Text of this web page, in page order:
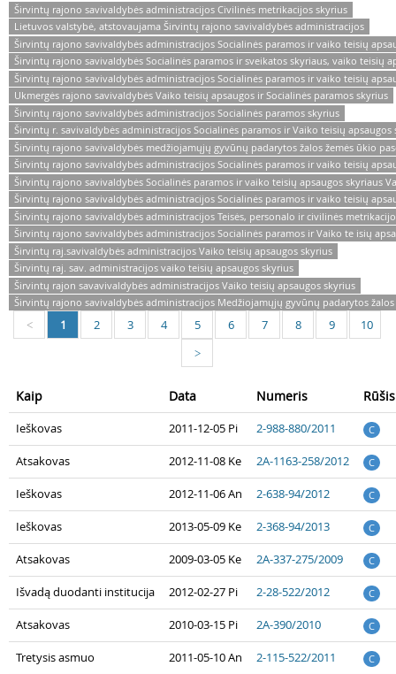
Širvintų rajono savivaldybės administracijos Civilinės metrikacijos skyrius
Lietuvos valstybė, atstovaujama Širvintų rajono savivaldybės administracijos
Širvintų rajono savivaldybės administracijos Socialinės paramos ir vaiko teisių
Širvintų rajono savivaldybės Socialinės paramos ir sveikatos skyriaus, vaiko teisių
Širvintų rajono savivaldybės administracijos Socialinės paramos ir vaiko teisių
Ukmergės rajono savivaldybės Vaiko teisių apsaugos ir Socialinės paramos skyrius
Širvintų rajono savivaldybės administracijos Socialinės paramos skyrius
Širvintų r. savivaldybės administracijos Socialinės paramos ir Vaiko teisių
Širvintų rajono savivaldybės medžiojamųjų gyvūnų padarytos žalos žemės ūkio
Širvintų rajono savivaldybės administracijos Socialinės paramos ir vaiko teisių
Širvintų rajono savivaldybės Socialinės paramos ir vaiko teisių apsaugos skyriaus
Širvintų rajono savivaldybės administracijos Socialinės paramos ir vaiko teisių
Širvintų rajono savivaldybės administracijos Teisės, personalo ir civilinės
Širvintų rajono savivaldybės administracijos Socialinės paramos ir Vaiko te isių
Širvintų raj.savivaldybės administracijos Vaiko teisių apsaugos skyrius
Širvintų raj. sav. administracijos vaiko teisių apsaugos skyrius
Širvintų rajon savavivaldybės administracijos Vaiko teisių apsaugos skyrius
Širvintų rajono savivaldybės administracijos Medžiojamųjų gyvūnų padarytos
< 1 2 3 4 5 6 7 8 9 10
>
Kaip Data Numeris Rūšis
Ieškovas 2011-12-05 Pi 2-988-880/2011 C
Atsakovas 2012-11-08 Ke 2A-1163-258/2012 C
Ieškovas 2012-11-06 An 2-638-94/2012 C
Ieškovas 2013-05-09 Ke 2-368-94/2013 C
Atsakovas 2009-03-05 Ke 2A-337-275/2009 C
Išvadą duodanti institucija 2012-02-27 Pi 2-28-522/2012 C
Atsakovas 2010-03-15 Pi 2A-390/2010 C
Tretysis asmuo 2011-05-10 An 2-115-522/2011 C